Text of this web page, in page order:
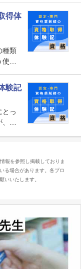
。薬
療に
置
得体
種類
っ
施設
、今
が
験記
とっ
りま
報を参照し掲載しておりま
る場合があります。各プロ
いいたします。